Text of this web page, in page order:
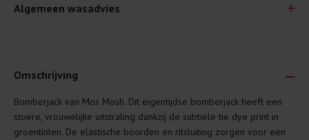
Algemeen wasadvies
Je wilt natuurlijk lang plezier hebben van je nieuwe kleding.
Daarom geven wij een aantal algemene was-tips:
Omschrijving
Bomberjack van Mos Mosh. Dit eigentijdse bomberjack heeft een
stoere, vrouwelijke uitstraling dankzij de subtiele tie dye print in
groentinten. De elastische boorden en ritsluiting zorgen voor een